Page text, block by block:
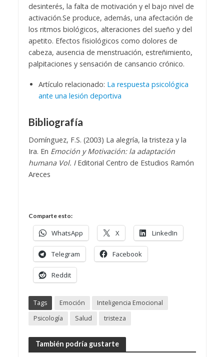
desinterés, la falta de motivación y el bajo nivel de
activación.Se produce, además, una afectación de
los ritmos biológicos, alteraciones del sueño y del
apetito. Efectos fisiológicos como dolores de
cabeza, ausencia de menstruación, estreñimiento,
palpitaciones y sensación de cansancio crónico.
Artículo relacionado: La respuesta psicológica
ante una lesión deportiva
Bibliografía
Domínguez, F.S. (2003) La alegría, la tristeza y la
Ira. En Emoción y Motivación: la adaptación
humana Vol. IEditorial Centro de Estudios Ramón
Areces
Comparte esto:
WhatsApp X LinkedIn
Telegram Facebook
Reddit
Tags Emoción
Inteligencia Emocional
Psicología
Salud tristeza
También podría gustarte